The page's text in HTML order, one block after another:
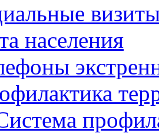
населения